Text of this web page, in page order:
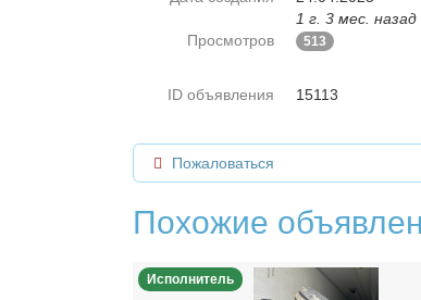
1 г. 3 мес. назад
Просмотров
513
ID объявления 15113
Пожаловаться
Похожие
Исполнитель